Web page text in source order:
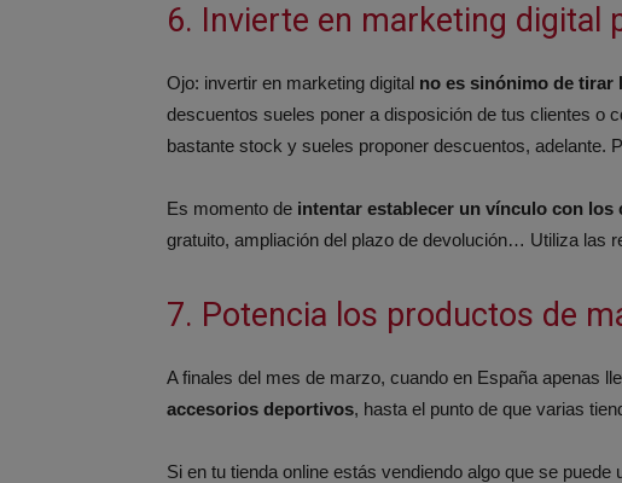
6. Invierte en marketing digital
Ojo: invertir en marketing digital no es sinónimo de tirar
descuentos sueles poner a disposición de tus clientes o
bastante stock y sueles proponer descuentos, adelante.
Es momento de intentar establecer un vínculo con los
gratuito, ampliación del plazo de devolución… Utiliza las
7. Potencia los productos de
A finales del mes de marzo, cuando en España apenas
accesorios deportivos, hasta el punto de que varias
Si en tu tienda online estás vendiendo algo que se